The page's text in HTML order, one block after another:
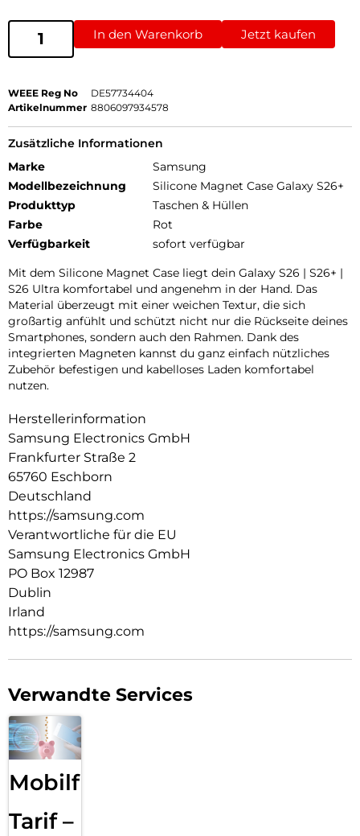
In den Warenkorb Jetzt kaufen
WEEE Reg No
DE57734404
Artikelnummer 8806097934578
Zusätzliche Informationen
Marke
Samsung
Modellbezeichnung
Silicone Magnet Case Galaxy S26+
Produkttyp
Taschen & Hüllen
Farbe
Rot
Verfügbarkeit
sofort verfügbar
Mit dem Silicone Magnet Case liegt dein Galaxy S26 | S26+ |
S26 Ultra komfortabel und angenehm in der Hand. Das
Material überzeugt mit einer weichen Textur, die sich
großartig anfühlt und schützt nicht nur die Rückseite deines
Smartphones, sondern auch den Rahmen. Dank des
integrierten Magneten kannst du ganz einfach nützliches
Zubehör befestigen und kabelloses Laden komfortabel
nutzen.
Herstellerinformation
Samsung Electronics GmbH
Frankfurter Straße 2
65760 Eschborn
Deutschland
https://samsung.com
Verantwortliche für die EU
Samsung Electronics GmbH
PO Box 12987
Dublin
Irland
https://samsung.com
Verwandte Services
Mobilfunk
Tarif –